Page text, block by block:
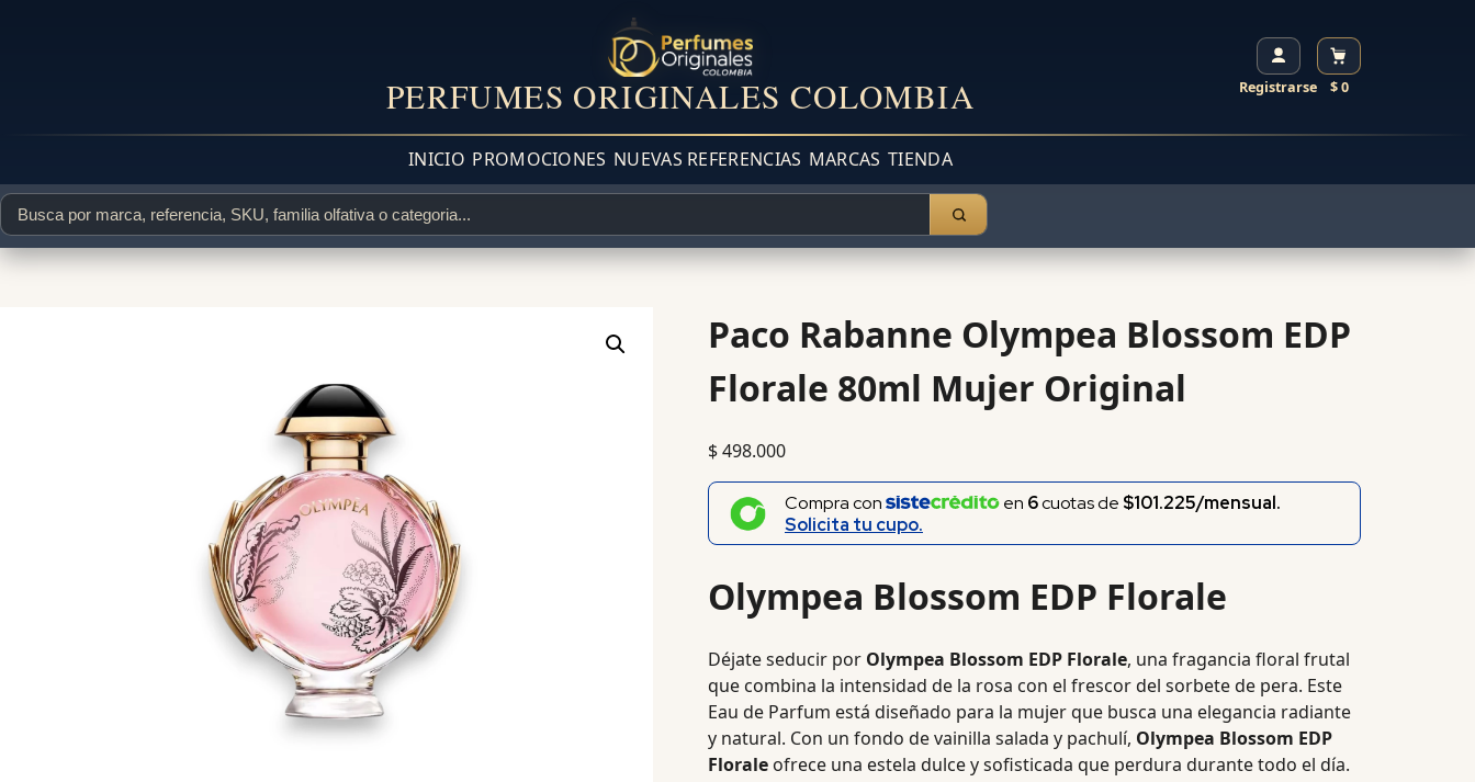
PERFUMES ORIGINALES COLOMBIA Registrarse $ 0
INICIO PROMOCIONES NUEVAS REFERENCIAS MARCAS TIENDA
Paco Rabanne Olympea Blossom EDP
Florale 80ml Mujer Original
$498.000
Compra con en 6cuotas de $101.225/mensual.
Solicita tu cupo.
Olympea Blossom EDP Florale
Déjate seducir por Olympea Blossom EDP Florale, una fragancia floral frutal
que combina la intensidad de la rosa con el frescor del sorbete de pera. Este
Eau de Parfum está diseñado para la mujer que busca una elegancia radiante
y natural. Con un fondo de vainilla salada y pachulí, Olympea Blossom EDP
Floraleofrece una estela dulce y sofisticada que perdura durante todo el día.